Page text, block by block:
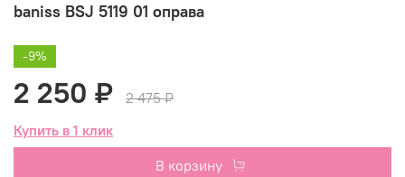
baniss BSJ 5119 01 оправа
-9%
2 250 ₽
2 475 ₽
Купить в 1 клик
В корзину